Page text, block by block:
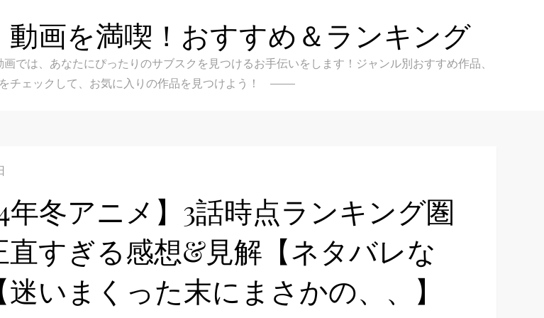
画を満喫！おすすめ＆ランキング
は、あなたにぴったりのサブスクを見つけるお手伝いをします！ジャンル別おすすめ作品、
チェックして、お気に入りの作品を見つけよう！
年冬アニメ】3話時点ランキング圏
直すぎる感想&見解【ネタバレな
迷いまくった末にまさかの、、】